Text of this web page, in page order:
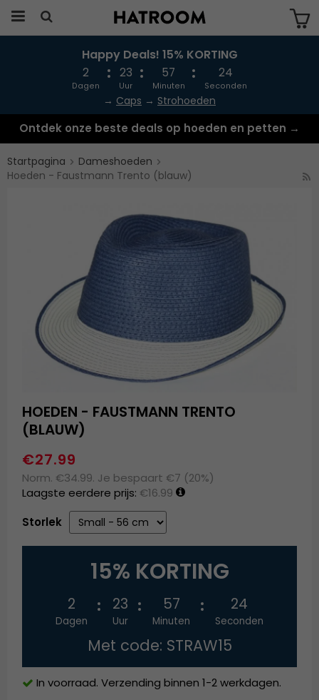
Produkten har blivit tillagd i varukorgen
Happy Deals! 15% KORTING
2
Dagen
23
Uur
57
Minuten
24
Seconden
→ Caps → Strohoeden
Ontdek onze beste deals op hoeden en petten →
Startpagina
Dameshoeden
Hoeden - Faustmann Trento (blauw)
HOEDEN - FAUSTMANN TRENTO
(BLAUW)
€27.99
Norm. €34.99. Je bespaart €7 (20%)
Laagste eerdere prijs: €16.99
Storlek
15% KORTING
2
Dagen
23
Uur
57
Minuten
24
Seconden
Met code: STRAW15
In voorraad. Verzending binnen 1-2 werkdagen.